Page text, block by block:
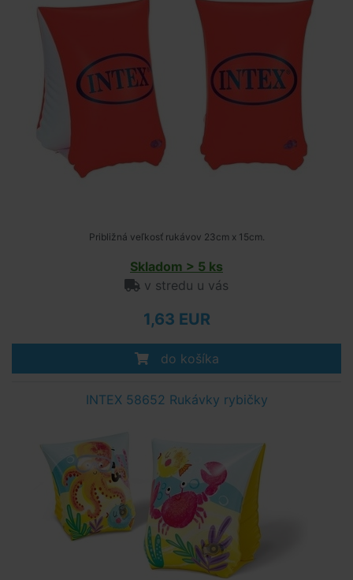
Približná veľkosť rukávov 23cm x 15cm.
Skladom > 5 ks
v stredu u vás
1,63 EUR
do košíka
INTEX 58652 Rukávky rybičky